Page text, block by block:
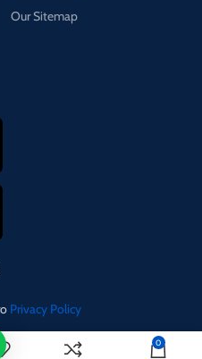
Our Sitemap
Privacy Policy
0